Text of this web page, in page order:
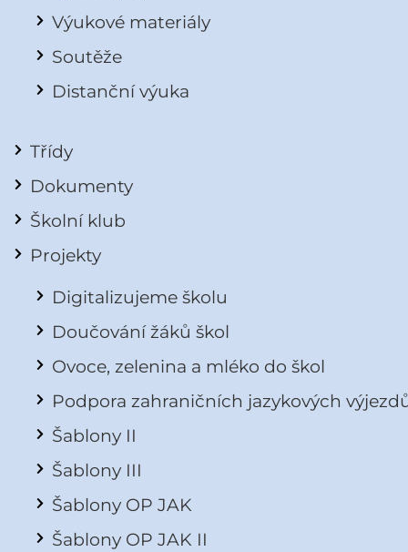
Výukové materiály
Soutěže
Distanční výuka
Třídy
Dokumenty
Školní klub
Projekty
Digitalizujeme školu
Doučování žáků škol
Ovoce, zelenina a mléko do škol
Podpora zahraničních jazykových
Šablony II
Šablony III
Šablony OP JAK
Šablony OP JAK II